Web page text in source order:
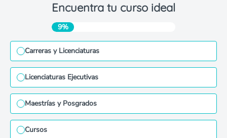
Encuentra tu curso ideal
9%
Carreras y Licenciaturas
Licenciaturas Ejecutivas
Maestrías y Posgrados
Cursos